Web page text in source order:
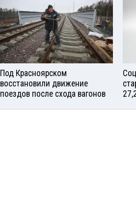
Под Красноярском
восстановили движение
поездов после схода вагонов